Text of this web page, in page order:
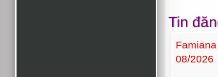
Tin
08/2026